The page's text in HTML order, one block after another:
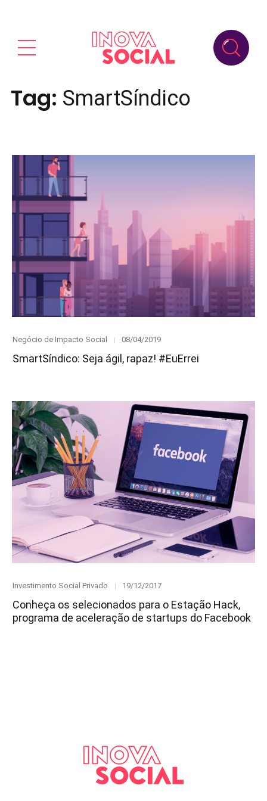
Tag: SmartSíndico
Category
Negócio de Impacto Social
Posted
08/04/2019
SmartSíndico: Seja ágil, rapaz! #EuErrei
Category
Investimento Social Privado
Posted
19/12/2017
Conheça os selecionados para o Estação Hack,
programa de aceleração de startups do Facebook